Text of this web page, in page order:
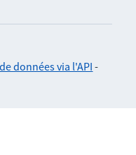
données via l'API-